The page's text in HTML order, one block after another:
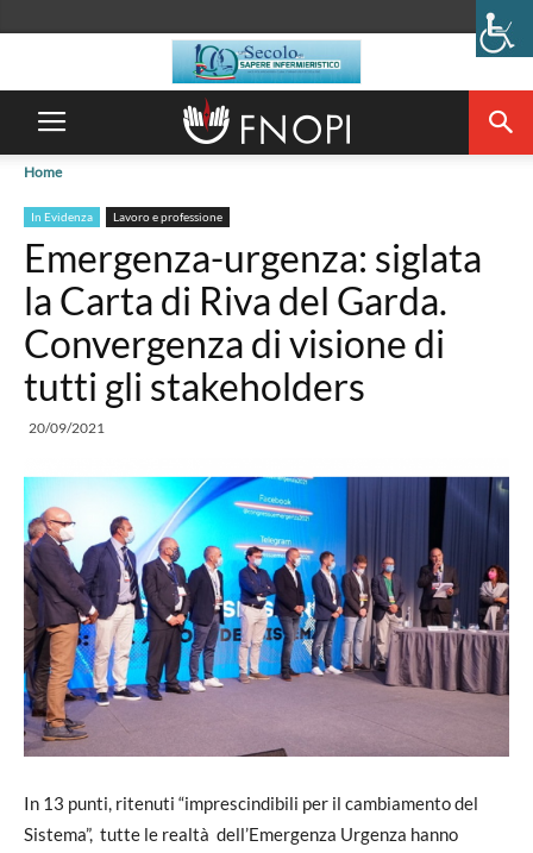
Home
In Evidenza Lavoro e professione
Emergenza-urgenza: siglata
la Carta di Riva del Garda.
Convergenza di visione di
tutti gli stakeholders
20/09/2021
In 13 punti, ritenuti “imprescindibili per il cambiamento del
Sistema”, tutte le realtà dell’Emergenza Urgenza hanno